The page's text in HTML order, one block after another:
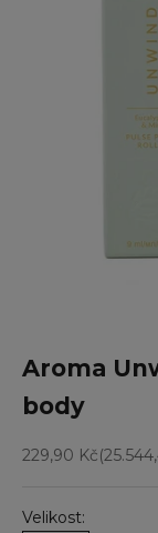
Aroma
body
Prodejní cena
229,90 Kč
Velikost: